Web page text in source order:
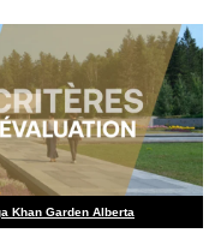
Khan Garden Alberta